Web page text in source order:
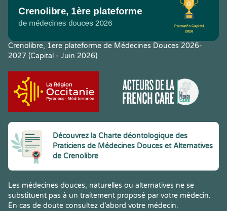
Crenolibre, 1ere plateforme de Médecines Douces 2026-
2027 (Capital - Juin 2026)
Découvrez la Charte déontologique des
Praticiens de Médecines Douces et Alternatives
de Crenolibre
Les médecines douces, naturelles ou alternatives ne se
substituent pas à un traitement proposé par votre médecin.
En cas de doute consultez d’abord votre médecin.